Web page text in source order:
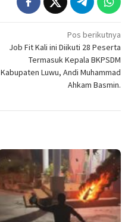
Pos berikutnya
Job Fit Kali ini Diikuti 28 Peserta
Termasuk Kepala BKPSDM
Kabupaten Luwu, Andi Muhammad
Ahkam Basmin.